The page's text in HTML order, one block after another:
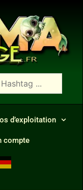
d’exploitation
compte